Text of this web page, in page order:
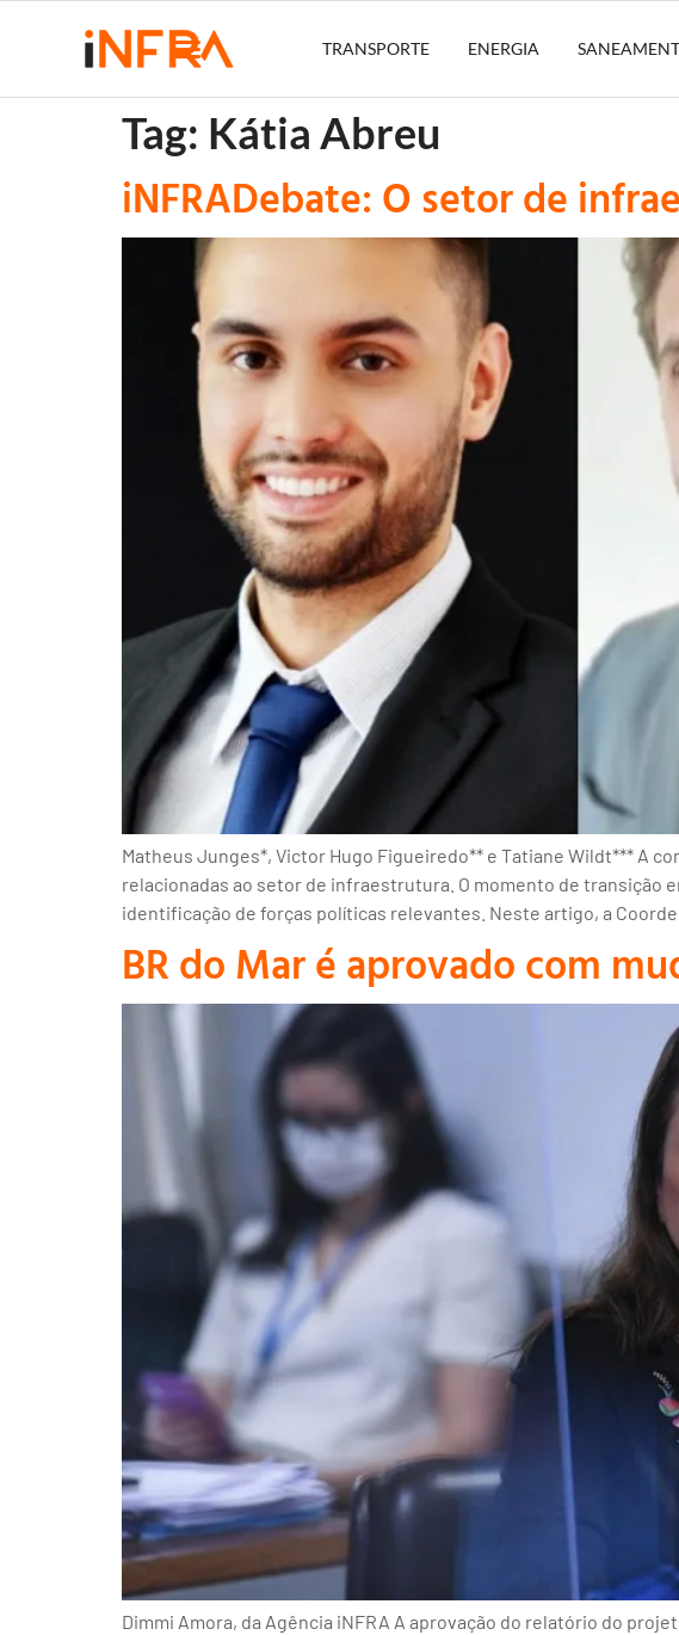
TRANSPORTE ENERGIA
Tag: Kátia Abreu
iNFRADebate: O setor de
Matheus Junges*, Victor Hugo Figueiredo** e Tatiane Wildt*** A
relacionadas ao setor de infraestrutura. O momento de transição
identificação de forças políticas relevantes. Neste artigo, a
BR do Mar é aprovado com
Dimmi Amora, da Agência iNFRA A aprovação do relatório do